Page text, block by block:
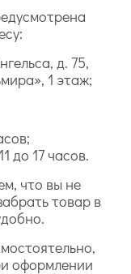
д. 75,
1 этаж;
до 17 часов.
что вы не
товар в
оформлении